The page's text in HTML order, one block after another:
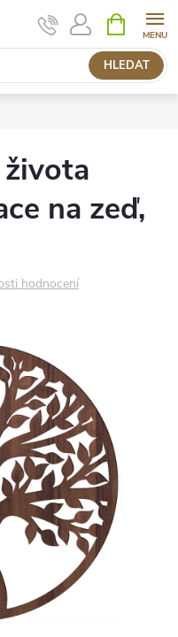
HLEDAT
NÁKUPNÍ
KOŠÍK
na zeď,
hodnocení